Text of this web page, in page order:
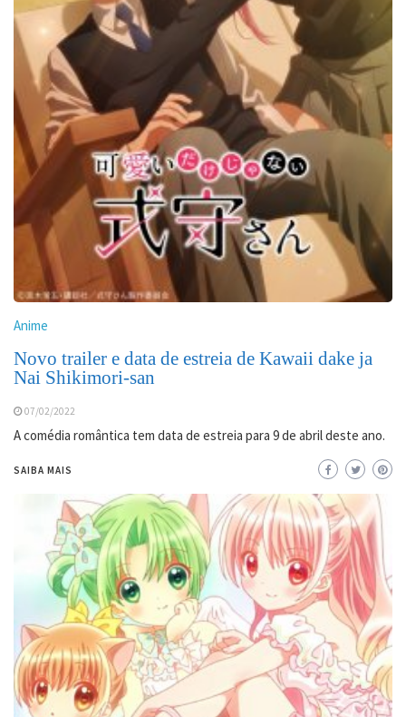
Anime
Novo trailer e data de estreia de Kawaii dake ja
Nai Shikimori-san
07/02/2022
A comédia romântica tem data de estreia para 9 de abril deste ano.
SAIBA MAIS